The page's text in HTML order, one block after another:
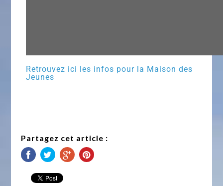
Retrouvez ici les infos pour la Maison des
Jeunes
Partagez cet article :